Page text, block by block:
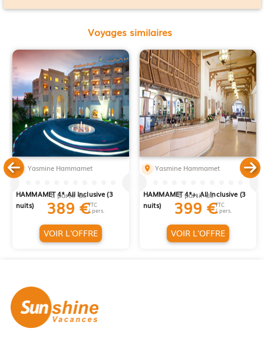
Voyages similaires
Yasmine Hammamet
HAMMAMET 4* All Inclusive (3
nuits)
à partir de
389 €TTC
/ pers.
VOIR L'OFFRE
Yasmine Hammamet
HAMMAMET 4*+, All Inclusive (3
nuits)
à partir de
399 €TTC
/ pers.
VOIR L'OFFRE